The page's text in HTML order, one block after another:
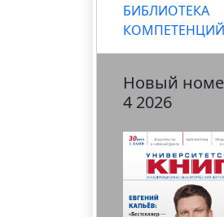
БИБЛИОТЕКА
КОМПЕТЕНЦИЙ
Новый
4 2026